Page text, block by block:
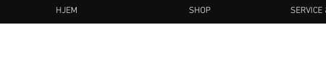
HJEM SHOP SERVICE